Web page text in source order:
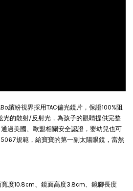
換鏡片
繽紛視界採用TAC偏光鏡片，保證100%阻
光的散射/反射光，為孩子的眼睛提供完整
通過美國、歐盟相關安全認證，嬰幼兒也可
規範，給寶寶的第一副太陽眼鏡，當然
度10.8cm、鏡面高度3.8cm、鏡腳長度